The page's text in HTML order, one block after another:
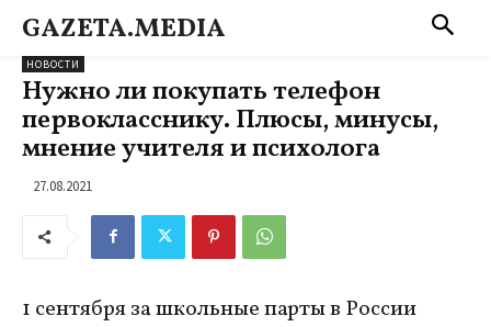
GAZETA.MEDIA
НОВОСТИ
Нужно ли покупать телефон
первокласснику. Плюсы, минусы,
мнение учителя и психолога
27.08.2021
1 сентября за школьные парты в России